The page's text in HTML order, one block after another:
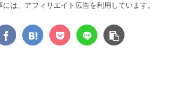
には、アフィリエイト広告を利用しています。